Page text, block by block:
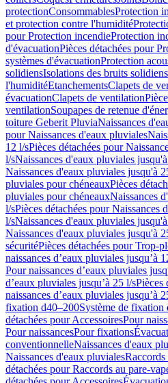
protectionConsommablesProtection
et protection contre l'humidité
pour Protection incendieProtection
d'évacuationPièces détachées pour
systèmes d'évacuationProtection
solidiensIsolations des bruits
l'humiditéEtanchementsClapets de
évacuationClapets de ventilation
ventilationSoupapes de retenue
toiture Geberit PluviaNaissances
pour Naissances d'eaux pluviales
12 l/sPièces détachées pour
l/sNaissances d'eaux pluviales
Naissances d'eaux pluviales jusqu'à
pluviales pour chéneauxPièces
pluviales pour chéneauxNaissances
l/sPièces détachées pour Naissances
l/sNaissances d'eaux pluviales
Naissances d'eaux pluviales jusqu'à
sécuritéPièces détachées pour Trop-
naissances d’eaux pluviales jusqu’à
Pour naissances d’eaux pluviales
d’eaux pluviales jusqu’à 25 l/sPièces
naissances d’eaux pluviales jusqu’à
fixation d40–200Système de fixation
détachées pour AccessoiresPour
Pour naissancesPour fixations
conventionnelleNaissances d'eaux
Naissances d'eaux pluvialesRaccords
détachées pour Raccords au pare-